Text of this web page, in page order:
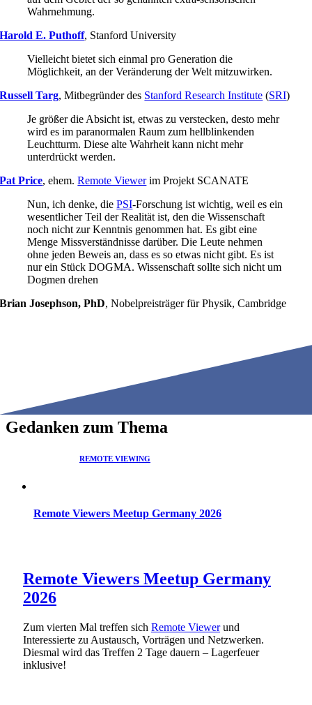
Wahrnehmung.
Harold E. Puthoff, Stanford University
Vielleicht bietet sich einmal pro Generation die
Möglichkeit, an der Veränderung der Welt mitzuwirken.
Russell Targ,Mitbegründer des Stanford Research Institute (SRI)
Je größer die Absicht ist, etwas zu verstecken, desto mehr
wird es im paranormalen Raum zum hellblinkenden
Leuchtturm. Diese alte Wahrheit kann nicht mehr
unterdrückt werden.
Pat Price,ehem.Remote Viewerim Projekt SCANATE
Nun, ich denke, diePSI-Forschung ist wichtig, weil es ein
wesentlicher Teil der Realität ist, den die Wissenschaft
noch nicht zur Kenntnis genommen hat. Es gibt eine
Menge Missverständnisse darüber. Die Leute nehmen
ohne jeden Beweis an, dass es so etwas nicht gibt. Es ist
nur ein Stück DOGMA. Wissenschaft sollte sich nicht um
Dogmen drehen
Brian Josephson, PhD,Nobelpreisträger für Physik, Cambridge
Gedanken zum Thema
REMOTE VIEWING
Remote Viewers Meetup Germany 2026
Remote Viewers Meetup Germany
2026
Zum vierten Mal treffen sich Remote Viewerund
Interessierte zu Austausch, Vorträgen und Netzwerken.
Diesmal wird das Treffen 2 Tage dauern – Lagerfeuer
inklusive!